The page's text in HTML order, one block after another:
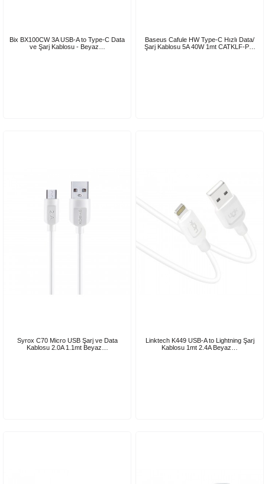
Bix BX100CW 3A USB-A to Type-C Data
ve Şarj Kablosu - Beyaz…
Baseus Cafule HW Type-C Hızlı Data/
Şarj Kablosu 5A 40W 1mt CATKLF-P…
Syrox C70 Micro USB Şarj ve Data
Kablosu 2.0A 1.1mt Beyaz…
Linktech K449 USB-A to Lightning Şarj
Kablosu 1mt 2.4A Beyaz…